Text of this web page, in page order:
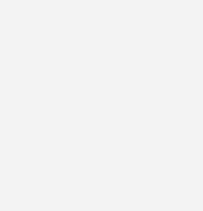
an Kosten